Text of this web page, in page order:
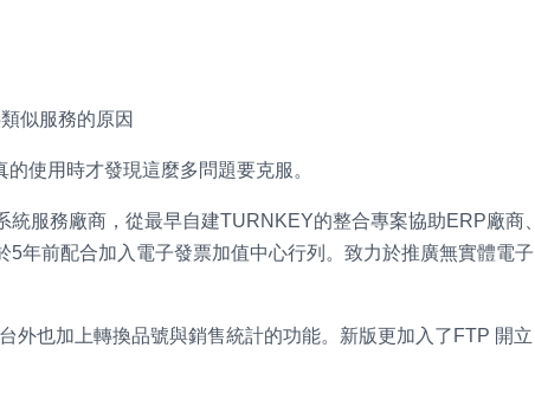
似服務的原因
使用時才發現這麼多問題要克服。
服務廠商，從最早自建TURNKEY的整合專案協助ERP廠商、
年前配合加入電子發票加值中心行列。致力於推廣無實體電子
外也加上轉換品號與銷售統計的功能。新版更加入了FTP 開立